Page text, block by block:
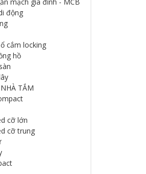
động
cắm locking
hồ
TẮM
cỡ lớn
cỡ trung